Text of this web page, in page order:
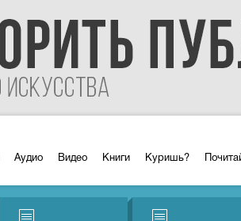
Аудио Видео Книги Куришь?